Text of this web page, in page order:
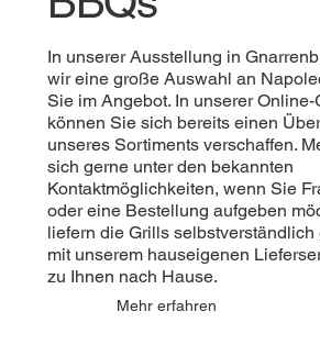
In unserer Ausstellung in
wir eine große Auswahl an
Sie im Angebot. In unserer Online-
können Sie sich bereits einen
unseres Sortiments verschaffen.
sich gerne unter den bekannten
Kontaktmöglichkeiten, wenn Sie
oder eine Bestellung aufgeben
liefern die Grills selbstverständlich
mit unserem hauseigenen
zu Ihnen nach Hause.
Mehr erfahren